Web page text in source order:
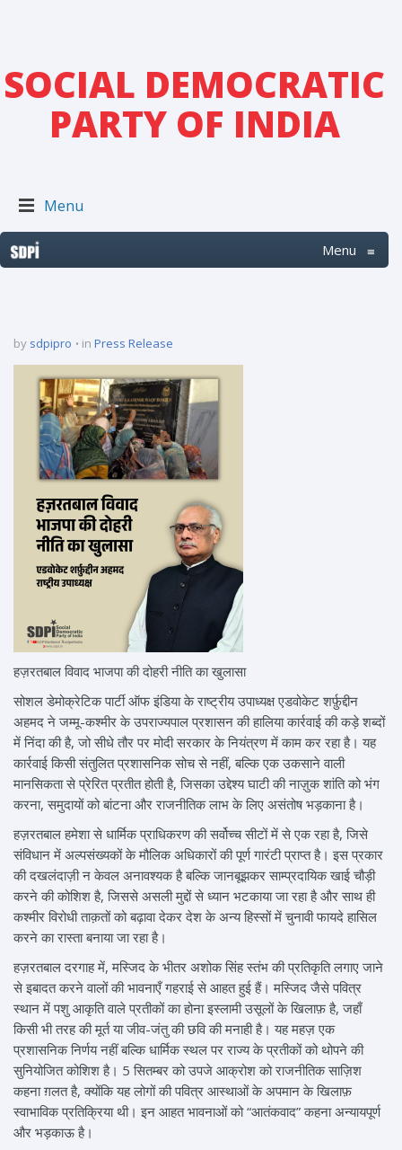
SOCIAL DEMOCRATIC
PARTY OF INDIA
Menu
Menu ≡
by sdpipro in Press Release
हज़रतबाल विवाद भाजपा की दोहरी नीति का खुलासा
सोशल डेमोक्रेटिक पार्टी ऑफ इंडिया के राष्ट्रीय उपाध्यक्ष एडवोकेट शर्फ़ुद्दीन
अहमद ने जम्मू-कश्मीर के उपराज्यपाल प्रशासन की हालिया कार्रवाई की कड़े शब्दों
में निंदा की है, जो सीधे तौर पर मोदी सरकार के नियंत्रण में काम कर रहा है। यह
कार्रवाई किसी संतुलित प्रशासनिक सोच से नहीं, बल्कि एक उकसाने वाली
मानसिकता से प्रेरित प्रतीत होती है, जिसका उद्देश्य घाटी की नाज़ुक शांति को भंग
करना, समुदायों को बांटना और राजनीतिक लाभ के लिए असंतोष भड़काना है।
हज़रतबाल हमेशा से धार्मिक प्राधिकरण की सर्वोच्च सीटों में से एक रहा है, जिसे
संविधान में अल्पसंख्यकों के मौलिक अधिकारों की पूर्ण गारंटी प्राप्त है। इस प्रकार
की दखलंदाज़ी न केवल अनावश्यक है बल्कि जानबूझकर साम्प्रदायिक खाई चौड़ी
करने की कोशिश है, जिससे असली मुद्दों से ध्यान भटकाया जा रहा है और साथ ही
कश्मीर विरोधी ताक़तों को बढ़ावा देकर देश के अन्य हिस्सों में चुनावी फायदे हासिल
करने का रास्ता बनाया जा रहा है।
हज़रतबाल दरगाह में, मस्जिद के भीतर अशोक सिंह स्तंभ की प्रतिकृति लगाए जाने
से इबादत करने वालों की भावनाएँ गहराई से आहत हुई हैं। मस्जिद जैसे पवित्र
स्थान में पशु आकृति वाले प्रतीकों का होना इस्लामी उसूलों के खिलाफ़ है, जहाँ
किसी भी तरह की मूर्त या जीव-जंतु की छवि की मनाही है। यह महज़ एक
प्रशासनिक निर्णय नहीं बल्कि धार्मिक स्थल पर राज्य के प्रतीकों को थोपने की
सुनियोजित कोशिश है। 5 सितम्बर को उपजे आक्रोश को राजनीतिक साज़िश
कहना ग़लत है, क्योंकि यह लोगों की पवित्र आस्थाओं के अपमान के खिलाफ़
स्वाभाविक प्रतिक्रिया थी। इन आहत भावनाओं को “आतंकवाद” कहना अन्यायपूर्ण
और भड़काऊ है।